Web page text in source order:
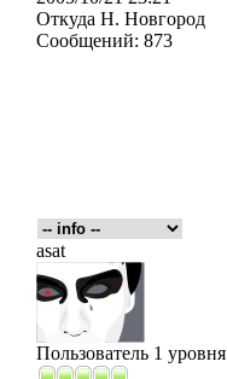
Откуда Н. Новгород
Сообщений: 873
asat
Пользователь 1 уровня